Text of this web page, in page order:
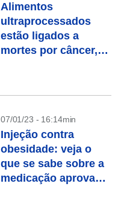
Alimentos
ultraprocessados ​​
estão ligados a
mortes por câncer,
07/01/23 - 16:14min
Injeção contra
obesidade: veja o
que se sabe sobre a
medicação aprovada